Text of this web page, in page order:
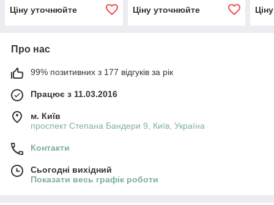
Ціну уточнюйте
Ціну уточнюйте
Про нас
99% позитивних з 177 відгуків за рік
Працює з 11.03.2016
м. Київ
проспект Степана Бандери 9, Київ, Україна
Контакти
Сьогодні вихідний
Показати весь графік роботи